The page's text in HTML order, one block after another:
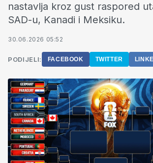
nastavlja kroz gust raspored
SAD-u, Kanadi i Meksiku.
30.06.2026 05:52
PODIJELI: FACEBOOK TWITTER